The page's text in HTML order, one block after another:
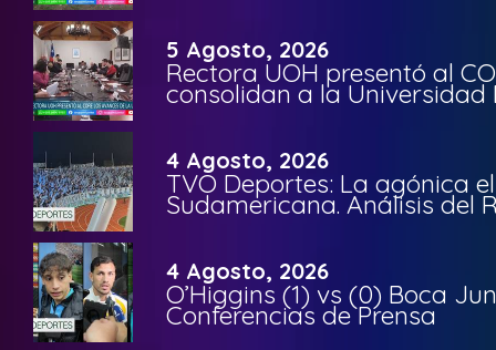
5 Agosto, 2026
Rectora UOH presentó al
consolidan a la Universidad
4 Agosto, 2026
TVO Deportes: La agónica
Sudamericana. Análisis del
4 Agosto, 2026
O’Higgins (1) vs (0) Boca
Conferencias de Prensa